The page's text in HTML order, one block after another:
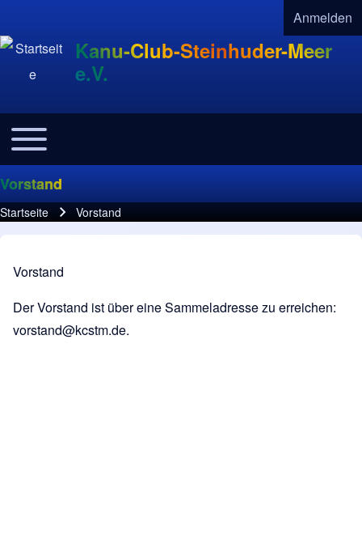
User
Anmelden
Kanu-Club-Steinhuder-Meer
e.V.
Navigation
Toggle main menu
Vorstand
Pfadnavigation
Startseite Vorstand
Vorstand
Der Vorstand ist über eine Sammeladresse zu erreichen:
vorstand@kcstm.de.